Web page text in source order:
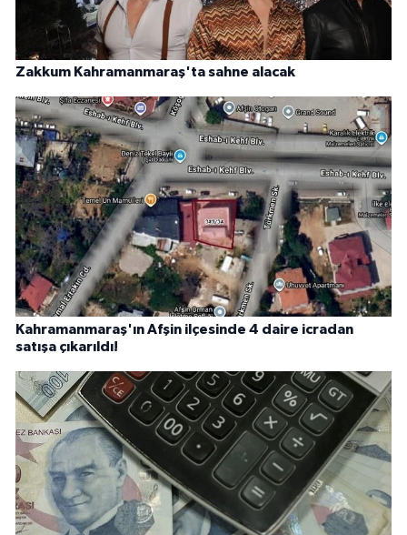
Zakkum Kahramanmaraş'ta sahne alacak
Kahramanmaraş'ın Afşin ilçesinde 4 daire icradan
satışa çıkarıldı!